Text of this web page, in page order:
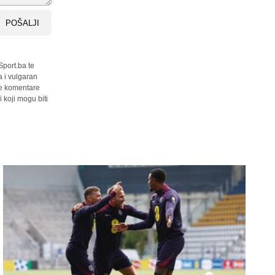
POŠALJI
te
i vulgaran
komentare
koji mogu biti